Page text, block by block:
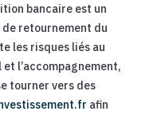
bancaire est un
retournement du
les risques liés au
l’accompagnement,
tourner vers des
afin